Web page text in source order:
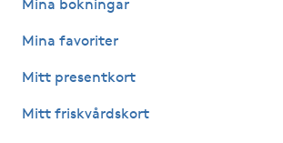
Hollywood Peel
Hot Stone Massage
Mina bokningar
Mina favoriter
Mitt presentkort
Mitt friskvårdskort